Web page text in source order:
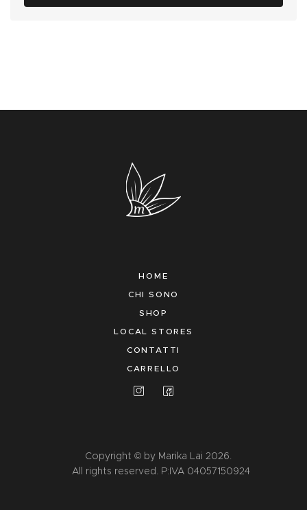
HOME
CHI SONO
SHOP
LOCAL STORES
CONTATTI
CARRELLO
Copyright © by Marika Lai 2026.
All rights reserved. P:IVA 04057150924